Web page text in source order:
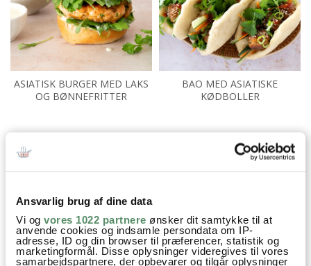
Ansvarlig brug af dine data
Vi og vores 1022 partnere ønsker dit samtykke til at
anvende cookies og indsamle persondata om IP-
adresse, ID og din browser til præferencer, statistik og
marketingformål. Disse oplysninger videregives til vores
samarbejdspartnere, der opbevarer og tilgår oplysninger
ASIATISK BURGER MED LAKS
OG BØNNEFRITTER
BAO MED ASIATISKE
KØDBOLLER
Aftensmad
Ingefær Karry Bouillon
Rodfrugter Nudler Spidskål Kål Spinat
forårsløg Chili Sesamfrø